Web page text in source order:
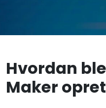
Hvordan
Maker